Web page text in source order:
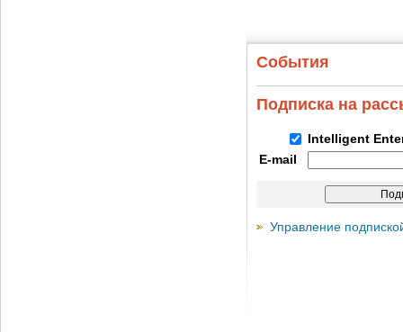
События
Подписка на
Intelligent
E-mail
Управление